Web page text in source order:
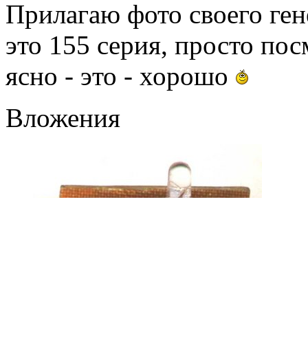
Прилагаю фото своего
это 155 серия, просто
ясно - это - хорошо
Вложения